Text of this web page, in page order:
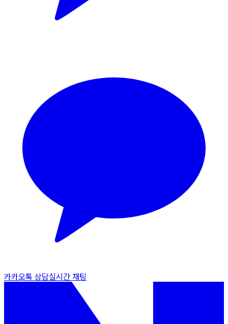
카카오톡 상담실시간 채팅